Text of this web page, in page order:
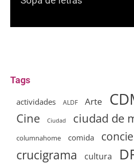
Tags
actividades ALDF Arte
Cine Ciudad ciudad de
columnahome comida
crucigrama cultura